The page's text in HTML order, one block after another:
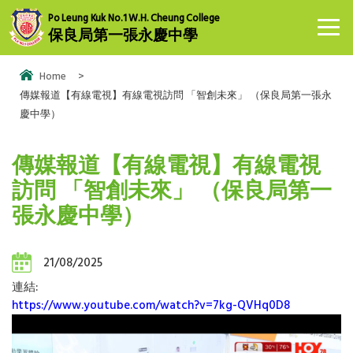
Po Leung Kuk No.1 W.H. Cheung College
保良局第一張永慶中學
Home
>
傳媒報道【有線電視】有線電視訪問 「智創未來」 （保良局第一張永
慶中學）
傳媒報道【有線電視】有線電視
訪問 「智創未來」 （保良局第一
張永慶中學）
21/08/2025
連結:
https://www.youtube.com/watch?v=7kg-QVHq0D8